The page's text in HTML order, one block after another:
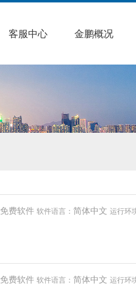
客服中心 金鹏概况
免费软件软件语言：简体中文运行环
免费软件软件语言：简体中文运行环